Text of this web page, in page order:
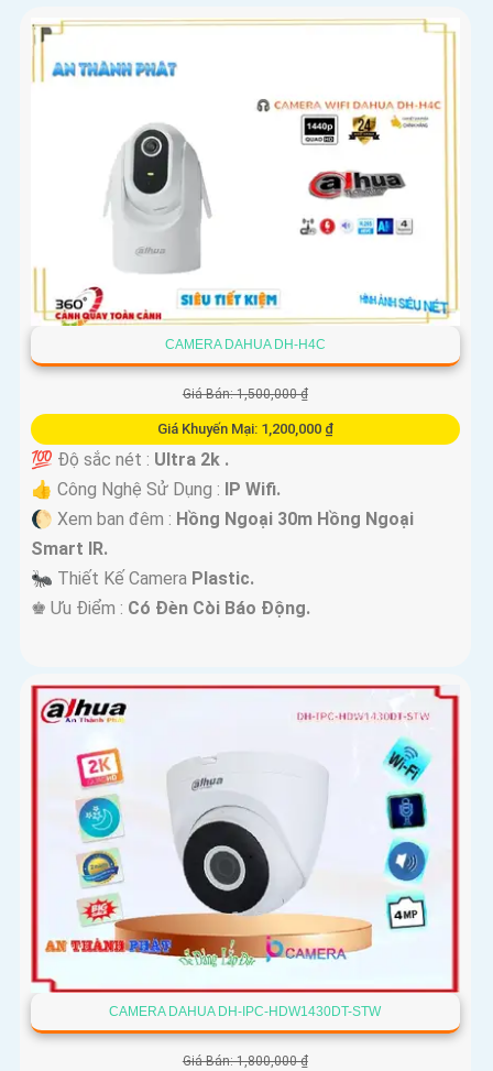
CAMERA DAHUA DH-H4C
Giá Bán: 1,500,000 ₫
Giá Khuyến Mại: 1,200,000 ₫
💯 Độ sắc nét : Ultra 2k .
👍 Công Nghệ Sử Dụng :
IP Wifi.
🌔 Xem ban đêm : Hồng Ngoại 30m Hồng Ngoại
Smart IR.
🐜 Thiết Kế Camera Plastic.
️♚ Ưu Điểm : Có Đèn Còi Báo Động.
CAMERA DAHUA DH-IPC-HDW1430DT-STW
Giá Bán: 1,800,000 ₫